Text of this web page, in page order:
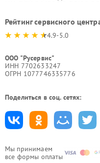
Мы принимаем
все формы оплаты
Рейтинг сервисного
4.9-5.0
ООО "Русервис"
ИНН 7702633247
ОГРН 1077746335776
Поделиться в соц. сетях: